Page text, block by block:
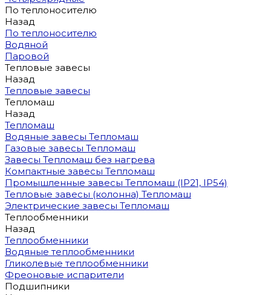
По теплоносителю
Назад
По теплоносителю
Водяной
Паровой
Тепловые завесы
Назад
Тепловые завесы
Тепломаш
Назад
Тепломаш
Водяные завесы Тепломаш
Газовые завесы Тепломаш
Завесы Тепломаш без нагрева
Компактные завесы Тепломаш
Промышленные завесы Тепломаш (IP21, IP54)
Тепловые завесы (колонна) Тепломаш
Электрические завесы Тепломаш
Теплообменники
Назад
Теплообменники
Водяные теплообменники
Гликолевые теплообменники
Фреоновые испарители
Подшипники